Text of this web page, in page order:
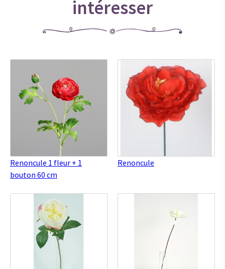
intéresser
Renoncule 1 fleur + 1
bouton 60 cm
Renoncule